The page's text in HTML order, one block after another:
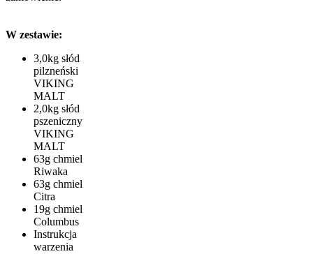
W zestawie:
3,0kg słód
pilzneński
VIKING
MALT
2,0kg słód
pszeniczny
VIKING
MALT
63g chmiel
Riwaka
63g chmiel
Citra
19g chmiel
Columbus
Instrukcja
warzenia